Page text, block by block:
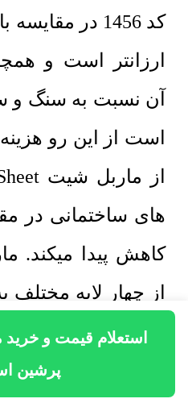
پرشین
کد 1456 در
ارزانتر است و
آن نسبت به سنگ و
است از این رو
های ساختمانی در
از چهار لایه مختلف